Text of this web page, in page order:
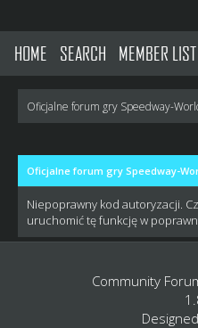
HOME SEARCH MEMBER LIST
Oficjalne forum gry Speedway-
Oficjalne forum gry Speedway-
Niepoprawny kod autoryzacji.
uruchomić tę funkcję w
Community